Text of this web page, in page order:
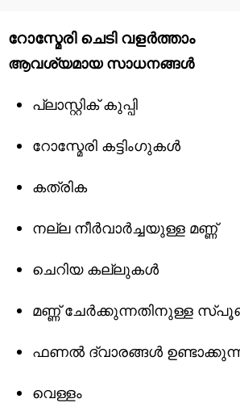
റോസ്മേരി ചെടി വളർത്താം
ആവശ്യമായ സാധനങ്ങൾ
പ്ലാസ്റ്റിക് കുപ്പി
റോസ്മേരി കട്ടിംഗുകൾ
കത്രിക
നല്ല നീർവാർച്ചയുള്ള മണ്ണ്
ചെറിയ കല്ലുകൾ
മണ്ണ് ചേർക്കുന്നതിനുള്ള
ഫണൽ ദ്വാരങ്ങൾ
വെള്ളം